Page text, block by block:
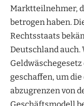
Marktteilnehmer,
betrogen haben.
Rechtsstaats
Deutschland auch.
geschaffen, um
abzugrenzen von